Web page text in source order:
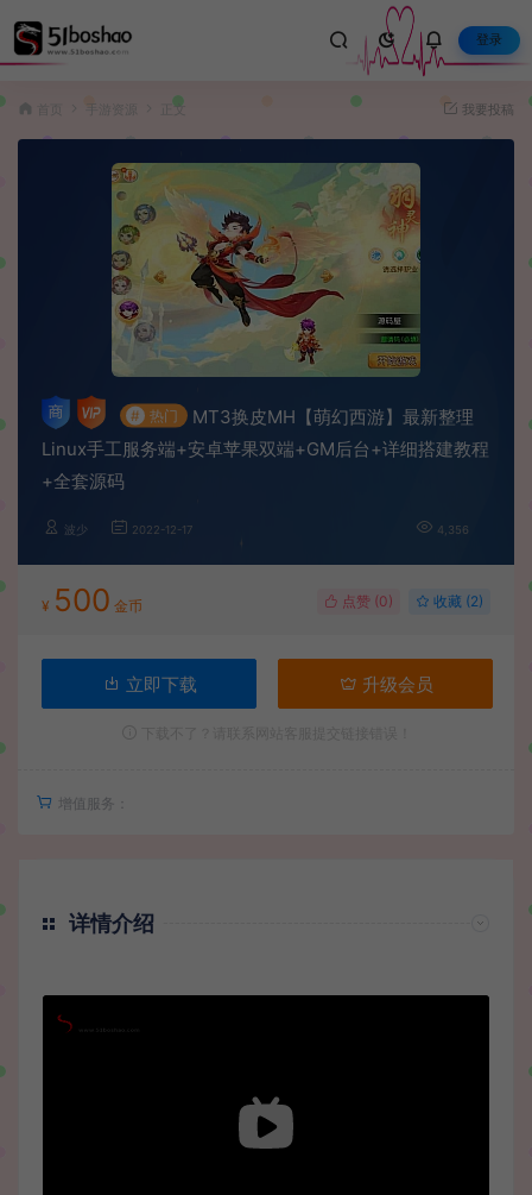
登录
手游资源 正文 我要投稿
# 热门
MT3换皮MH【萌幻西游】最新整理
Linux手工服务端+安卓苹果双端+GM后台+详细搭建教程
+全套源码
波少 2022-12-17 4,356
¥ 500 金币 点赞 (0) 收藏 (2)
立即下载 升级会员
增值服务：
详情介绍